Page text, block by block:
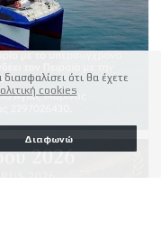
ότι θα έχετε
cookies
Διαφωνώ